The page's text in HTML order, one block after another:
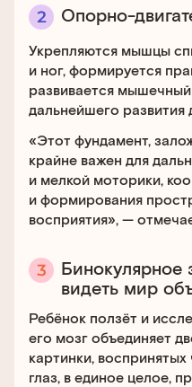
Опорно-
Укрепляются мышцы
и ног, формируется
развивается
дальнейшего развития
«Этот фундамент,
крайне важен для
и мелкой моторики,
и формирования
восприятия», —
Бинокулярное
видеть мир
Ребёнок ползёт и
его мозг объединяет
картинки,
глаз, в единое целое,